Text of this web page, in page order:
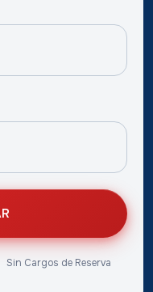
Sin Cargos de Reserva